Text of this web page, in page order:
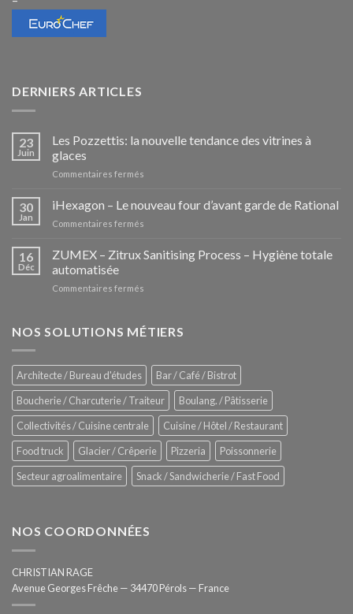
DERNIERS ARTICLES
23
Juin
Les Pozzettis: la nouvelle tendance des vitrines à
glaces
Commentaires fermés
Pozzettis:
la
des
30
Jan
iHexagon – Le nouveau four d’avant garde de Rational
Commentaires fermés
–
Le
de
16
Déc
ZUMEX – Zitrux Sanitising Process – Hygiène totale
automatisée
Commentaires fermés
Zitrux
–
Hygiène
totale
automatisée
NOS SOLUTIONS MÉTIERS
Architecte / Bureau d'études
Bar / Café / Bistrot
Boucherie / Charcuterie / Traiteur
Boulang. / Pâtisserie
Collectivités / Cuisine centrale
Cuisine / Hôtel / Restaurant
Food truck
Glacier / Crêperie Pizzeria
Poissonnerie
Secteur agroalimentaire
Snack / Sandwicherie / Fast Food
NOS COORDONNÉES
CHRISTIAN RAGE
Avenue Georges Frêche — 34470 Pérols — France